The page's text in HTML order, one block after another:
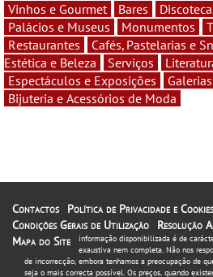
Vinhos e Gourmet Bares
Palácios e Museus
Monumentos
Restaurantes
Cafés, Pastelarias e
Estética e Beleza
Serviços
Espectáculos e Exposições
Bijuteria e Acessórios de Moda
Contactos
Política de Privacidade e Cookies
Condições Gerais de Utilização
Resolução
Mapa do Site
informação disponibilizada é de
exaustiva nem completa. Não nos
de incorrecção, embora tenhamos a preocupação de
seja o mais correcta possível. Os preços, quando